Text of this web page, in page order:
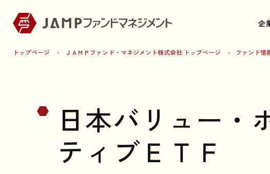
企
企
トップページ ＪＡＭＰファンド・マネジメント株式会社 トップページ ファンド情
日本バリュー・
ティブＥＴＦ